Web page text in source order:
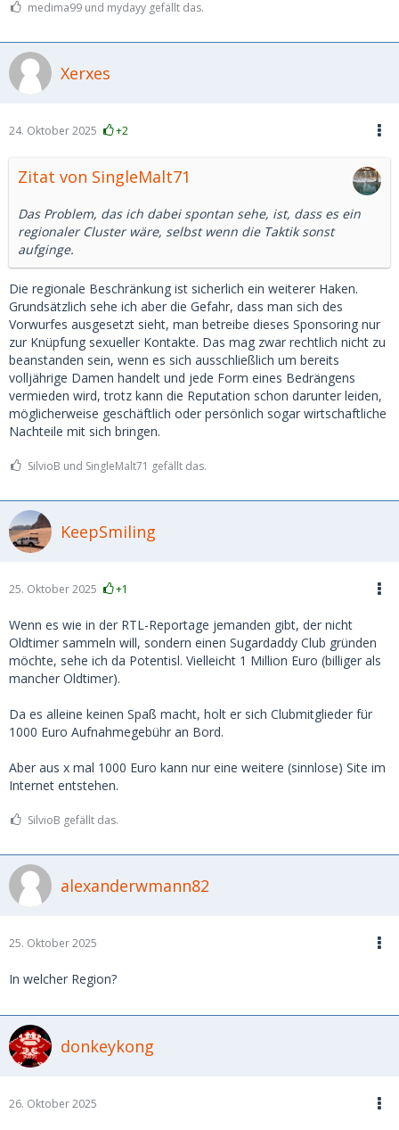
medima99 und mydayy gefällt das.
Xerxes
24. Oktober 2025 +2
Zitat von SingleMalt71
Das Problem, das ich dabei spontan sehe, ist, dass es ein
regionaler Cluster wäre, selbst wenn die Taktik sonst
aufginge.
Die regionale Beschränkung ist sicherlich ein weiterer Haken.
Grundsätzlich sehe ich aber die Gefahr, dass man sich des
Vorwurfes ausgesetzt sieht, man betreibe dieses Sponsoring nur
zur Knüpfung sexueller Kontakte. Das mag zwar rechtlich nicht zu
beanstanden sein, wenn es sich ausschließlich um bereits
volljährige Damen handelt und jede Form eines Bedrängens
vermieden wird, trotz kann die Reputation schon darunter leiden,
möglicherweise geschäftlich oder persönlich sogar wirtschaftliche
Nachteile mit sich bringen.
SilvioB und SingleMalt71 gefällt das.
KeepSmiling
25. Oktober 2025 +1
Wenn es wie in der RTL-Reportage jemanden gibt, der nicht
Oldtimer sammeln will, sondern einen Sugardaddy Club gründen
möchte, sehe ich da Potentisl. Vielleicht 1 Million Euro (billiger als
mancher Oldtimer).
Da es alleine keinen Spaß macht, holt er sich Clubmitglieder für
1000 Euro Aufnahmegebühr an Bord.
Aber aus x mal 1000 Euro kann nur eine weitere (sinnlose) Site im
Internet entstehen.
SilvioB gefällt das.
alexanderwmann82
25. Oktober 2025
In welcher Region?
donkeykong
26. Oktober 2025